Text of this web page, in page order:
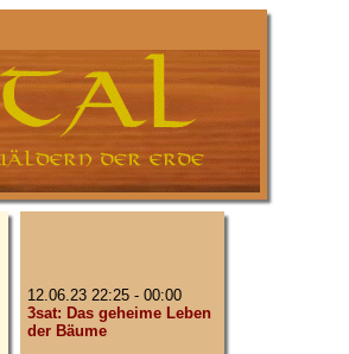
12.06.23 22:25 - 00:00
3sat: Das geheime Leben
der Bäume